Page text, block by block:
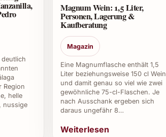
Spaniens, bekannt für hervorragende
Geschmack, ein harmonisches
verwenden?
Region
helle
nussige
Magnum Wein: 1,5 Liter,
Personen, Lagerung &
Kaufberatung
Magazin
Eine Magnumflasche enthält 1,5
Liter beziehungsweise 150 cl Wein
und damit genau so viel wie zwei
gewöhnliche 75-cl-Flaschen. Je
nach Ausschank ergeben sich
daraus ungefähr 8…
Weiterlesen